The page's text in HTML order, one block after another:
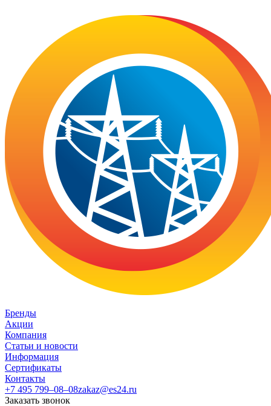
Бренды
Акции
Компания
Статьи и новости
Информация
Сертификаты
Контакты
+7 495 799–08–08zakaz@es24.ru
Заказать звонок